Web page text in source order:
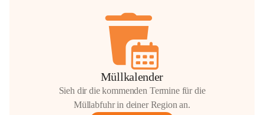
Müllkalender
Sieh dir die kommenden Termine für die
Müllabfuhr in deiner Region an.